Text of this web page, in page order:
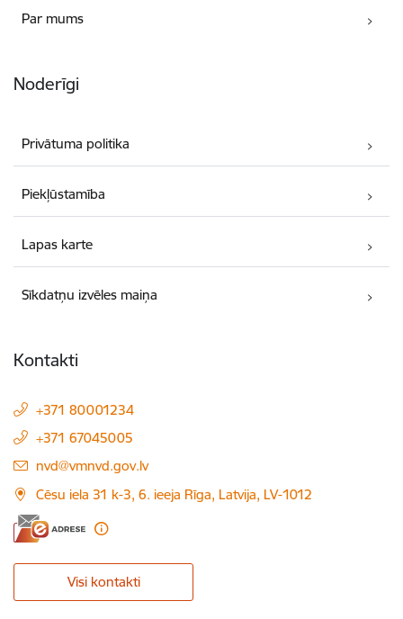
Par mums
Noderīgi
Privātuma politika
Piekļūstamība
Lapas karte
Sīkdatņu izvēles maiņa
Kontakti
+371 80001234
+371 67045005
E-pasts:
nvd@vmnvd.gov.lv
Cēsu iela 31 k-3, 6. ieeja Rīga, Latvija, LV-1012
Visi kontakti